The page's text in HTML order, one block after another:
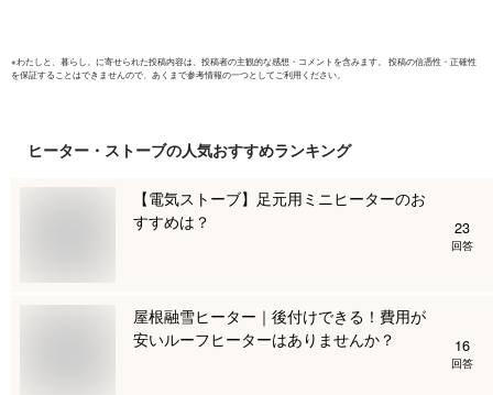
※わたしと、暮らし。 に寄せられた投稿内容は、投稿者の主観的な感想・コメントを含みます。 投稿の信憑性・正確性
を保証することはできませんので、あくまで参考情報の一つとしてご利用ください。
ヒーター・ストーブの人気おすすめランキング
【電気ストーブ】足元用ミニヒーターのお
すすめは？
23
回答
屋根融雪ヒーター｜後付けできる！費用が
安いルーフヒーターはありませんか？
16
回答